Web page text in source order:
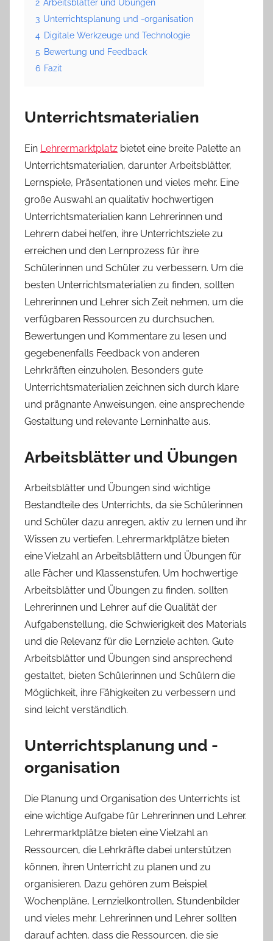
2 Arbeitsblätter und Übungen
3 Unterrichtsplanung und -organisation
4 Digitale Werkzeuge und Technologie
5 Bewertung und Feedback
6 Fazit
Unterrichtsmaterialien
Ein Lehrermarktplatz bietet eine breite Palette an
Unterrichtsmaterialien, darunter Arbeitsblätter,
Lernspiele, Präsentationen und vieles mehr. Eine
große Auswahl an qualitativ hochwertigen
Unterrichtsmaterialien kann Lehrerinnen und
Lehrern dabei helfen, ihre Unterrichtsziele zu
erreichen und den Lernprozess für ihre
Schülerinnen und Schüler zu verbessern. Um die
besten Unterrichtsmaterialien zu finden, sollten
Lehrerinnen und Lehrer sich Zeit nehmen, um die
verfügbaren Ressourcen zu durchsuchen,
Bewertungen und Kommentare zu lesen und
gegebenenfalls Feedback von anderen
Lehrkräften einzuholen. Besonders gute
Unterrichtsmaterialien zeichnen sich durch klare
und prägnante Anweisungen, eine ansprechende
Gestaltung und relevante Lerninhalte aus.
Arbeitsblätter und Übungen
Arbeitsblätter und Übungen sind wichtige
Bestandteile des Unterrichts, da sie Schülerinnen
und Schüler dazu anregen, aktiv zu lernen und ihr
Wissen zu vertiefen. Lehrermarktplätze bieten
eine Vielzahl an Arbeitsblättern und Übungen für
alle Fächer und Klassenstufen. Um hochwertige
Arbeitsblätter und Übungen zu finden, sollten
Lehrerinnen und Lehrer auf die Qualität der
Aufgabenstellung, die Schwierigkeit des Materials
und die Relevanz für die Lernziele achten. Gute
Arbeitsblätter und Übungen sind ansprechend
gestaltet, bieten Schülerinnen und Schülern die
Möglichkeit, ihre Fähigkeiten zu verbessern und
sind leicht verständlich.
Unterrichtsplanung und -
organisation
Die Planung und Organisation des Unterrichts ist
eine wichtige Aufgabe für Lehrerinnen und Lehrer.
Lehrermarktplätze bieten eine Vielzahl an
Ressourcen, die Lehrkräfte dabei unterstützen
können, ihren Unterricht zu planen und zu
organisieren. Dazu gehören zum Beispiel
Wochenpläne, Lernzielkontrollen, Stundenbilder
und vieles mehr. Lehrerinnen und Lehrer sollten
darauf achten, dass die Ressourcen, die sie